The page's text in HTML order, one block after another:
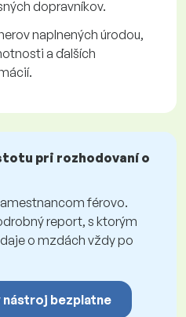
dopravníkov.
naplnených úrodou,
a ďalších
pri rozhodovaní o
férovo.
report, s ktorým
o mzdách vždy po
bezplatne